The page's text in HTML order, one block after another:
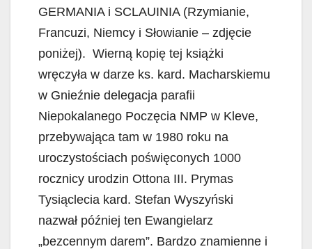
GERMANIA i SCLAUINIA (Rzymianie,
Francuzi, Niemcy i Słowianie – zdjęcie
poniżej). Wierną kopię tej książki
wręczyła w darze ks. kard. Macharskiemu
w Gnieźnie delegacja parafii
Niepokalanego Poczęcia NMP w Kleve,
przebywająca tam w 1980 roku na
uroczystościach poświęconych 1000
rocznicy urodzin Ottona III. Prymas
Tysiąclecia kard. Stefan Wyszyński
nazwał później ten Ewangielarz
„bezcennym darem”. Bardzo znamienne i